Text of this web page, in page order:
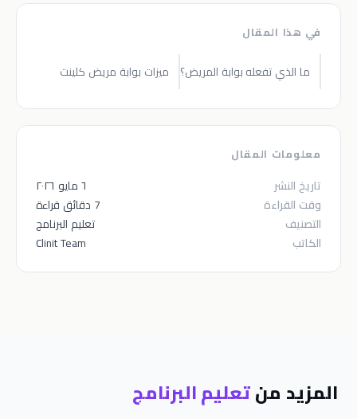
في هذا المقال
ما الذي تفعله بوابة المريض؟ ميزات بوابة مريض كلينت
معلومات المقال
تاريخ النشر
٦ مايو ٢٠٢٦
وقت القراءة
7 دقائق قراءة
التصنيف
تعليم البرنامج
الكاتب
Clinit Team
المزيد منتعليم البرنامج